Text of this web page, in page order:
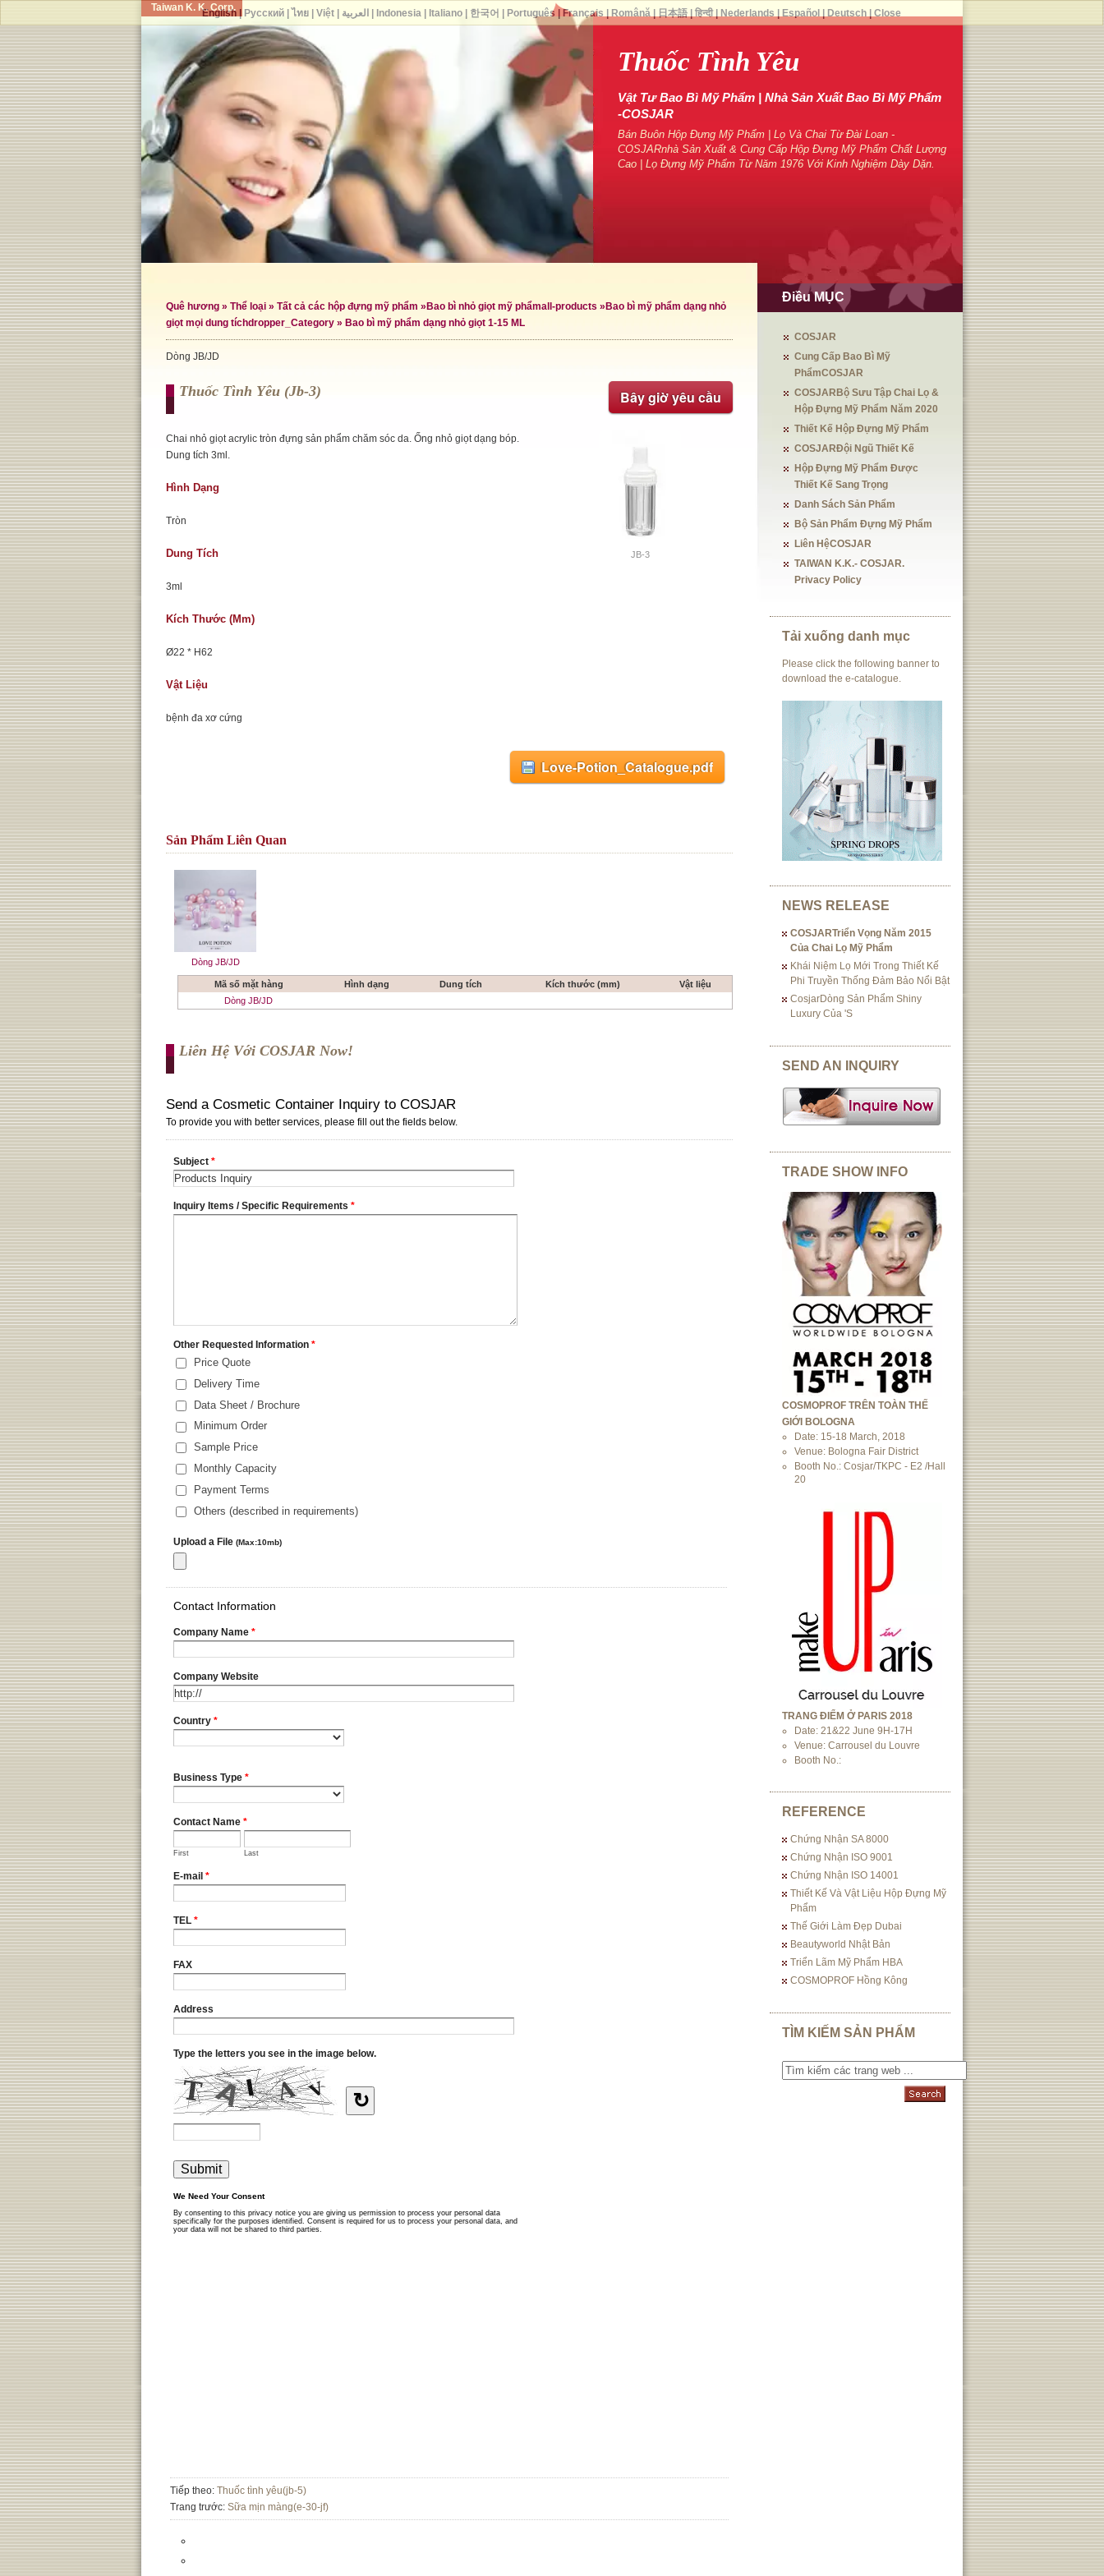
Taiwan K. K. Corp.
Thuốc Tình Yêu
Vật Tư Bao Bì Mỹ Phẩm | Nhà Sản Xuất Bao Bì Mỹ Phẩm
-COSJAR
Bán Buôn Hộp Đựng Mỹ Phẩm | Lọ Và Chai Từ Đài Loan -
COSJARnhà Sản Xuất & Cung Cấp Hộp Đựng Mỹ Phẩm Chất Lượng
Cao | Lọ Đựng Mỹ Phẩm Từ Năm 1976 Với Kinh Nghiệm Dày Dặn.
Quê hương » Thể loại » Tất cả các hộp đựng mỹ phẩm » Bao bì nhỏ giọt mỹ phẩmall-products » Bao bì mỹ phẩm dạng nhỏ
giọt mọi dung tíchdropper_Category » Bao bì mỹ phẩm dạng nhỏ giọt 1-15 ML
Dòng JB/JD
Bây giờ yêu cầu
Thuốc Tình Yêu (jb-3)
JB-3
Chai nhỏ giọt acrylic tròn đựng sản phẩm chăm sóc da. Ống nhỏ giọt dạng bóp.
Dung tích 3ml.
Hình Dạng
Tròn
Dung Tích
3ml
Kích Thước (mm)
Ø22 * H62
Vật Liệu
bệnh đa xơ cứng
Love-Potion_Catalogue.pdf
Sản Phẩm Liên Quan
Dòng JB/JD
Mã số mặt hàng Hình dạng Dung tích Kích thước (mm)
Vật liệu
Dòng JB/JD
Liên Hệ Với COSJAR Now!
Tiếp theo: Thuốc tình yêu(jb-5)
Trang trước: Sữa mịn màng(e-30-jf)
Điều MỤC
COSJAR
Cung Cấp Bao Bì Mỹ
PhẩmCOSJAR
COSJARBộ Sưu Tập Chai Lọ &
Hộp Đựng Mỹ Phẩm Năm 2020
Thiết Kế Hộp Đựng Mỹ Phẩm
COSJARĐội Ngũ Thiết Kế
Hộp Đựng Mỹ Phẩm Được
Thiết Kế Sang Trọng
Danh Sách Sản Phẩm
Bộ Sản Phẩm Đựng Mỹ Phẩm
Liên HệCOSJAR
TAIWAN K.K.- COSJAR.
Privacy Policy
Tải xuống danh mục
Please click the following banner to
download the e-catalogue.
NEWS RELEASE
COSJARTriển Vọng Năm 2015
Của Chai Lọ Mỹ Phẩm
Khái Niệm Lọ Mới Trong Thiết Kế
Phi Truyền Thống Đảm Bảo Nổi Bật
CosjarDòng Sản Phẩm Shiny
Luxury Của 's
SEND AN INQUIRY
TRADE SHOW INFO
COSMOPROF TRÊN TOÀN THẾ
GIỚI BOLOGNA
Date: 15-18 March, 2018
Venue: Bologna Fair District
Booth No.: Cosjar/TKPC - E2 /Hall
20
TRANG ĐIỂM Ở PARIS 2018
Date: 21&22 June 9H-17H
Venue: Carrousel du Louvre
Booth No.:
REFERENCE
Chứng Nhận SA 8000
Chứng Nhận ISO 9001
Chứng Nhận ISO 14001
Thiết Kế Và Vật Liệu Hộp Đựng Mỹ
Phẩm
Thế Giới Làm Đẹp Dubai
Beautyworld Nhật Bản
Triển Lãm Mỹ Phẩm HBA
COSMOPROF Hồng Kông
TÌM KIẾM SẢN PHẨM
English| Русский| ไทย| Việt| العربية Indonesia| Italiano| 한국어 Português Français Română| 日本語| हिन्दी| Nederlands Español Deutsch| Close